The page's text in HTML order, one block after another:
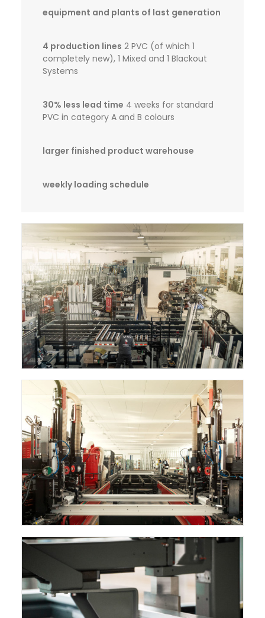
equipment and plants of last generation
4 production lines 2 PVC (of which 1
completely new), 1 Mixed and 1 Blackout
Systems
30% less lead time 4 weeks for standard
PVC in category A and B colours
larger finished product warehouse
weekly loading schedule